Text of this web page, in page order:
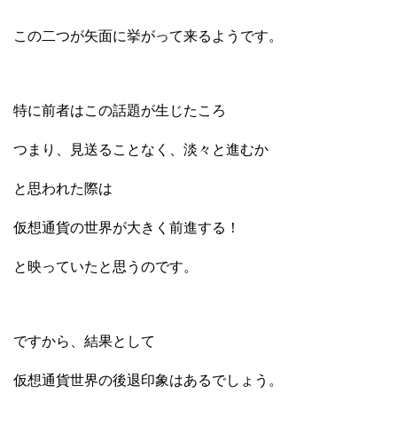
この二つが矢面に挙がって来るようです。
特に前者はこの話題が生じたころ
つまり、見送ることなく、淡々と進むか
と思われた際は
仮想通貨の世界が大きく前進する！
と映っていたと思うのです。
ですから、結果として
仮想通貨世界の後退印象はあるでしょう。